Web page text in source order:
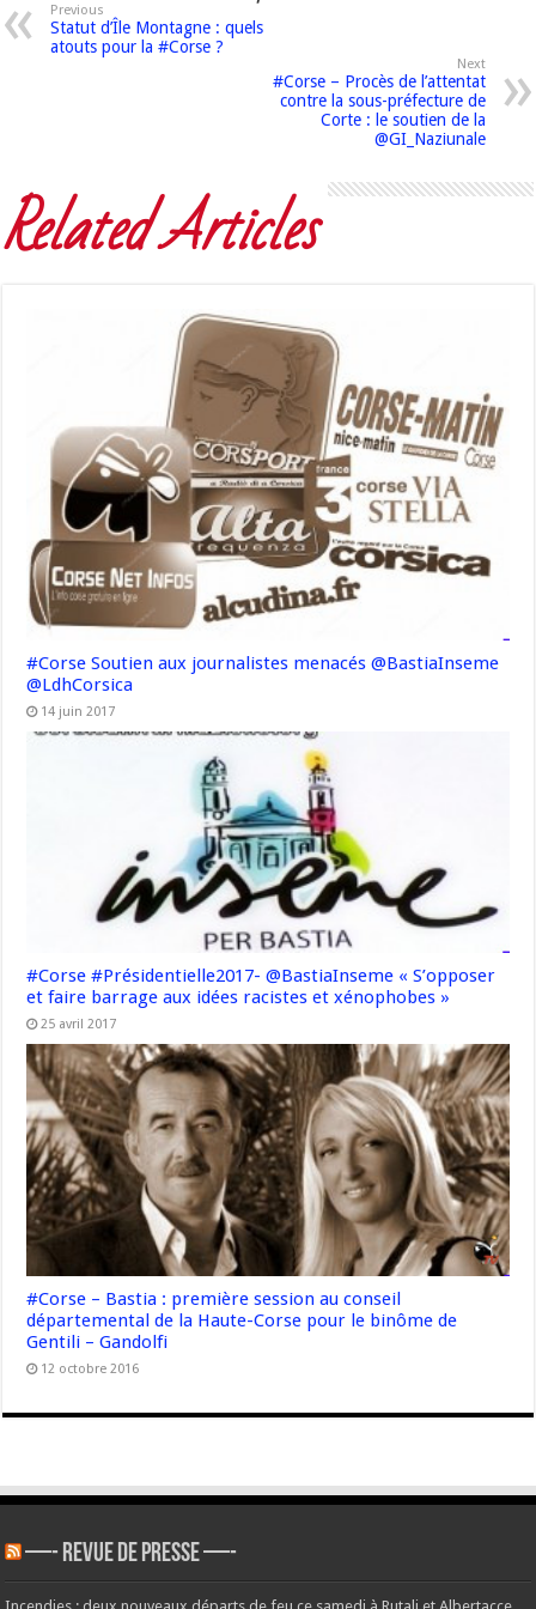
Previous
Statut d’Île Montagne : quels
atouts pour la #Corse ?
Next
#Corse – Procès de l’attentat
contre la sous-préfecture de
Corte : le soutien de la
@GI_Naziunale
Related Articles
#Corse Soutien aux journalistes menacés @BastiaInseme
@LdhCorsica
14 juin 2017
#Corse #Présidentielle2017- @BastiaInseme « S’opposer
et faire barrage aux idées racistes et xénophobes »
25 avril 2017
#Corse – Bastia : première session au conseil
départemental de la Haute-Corse pour le binôme de
Gentili – Gandolfi
12 octobre 2016
—- REVUE DE PRESSE —-